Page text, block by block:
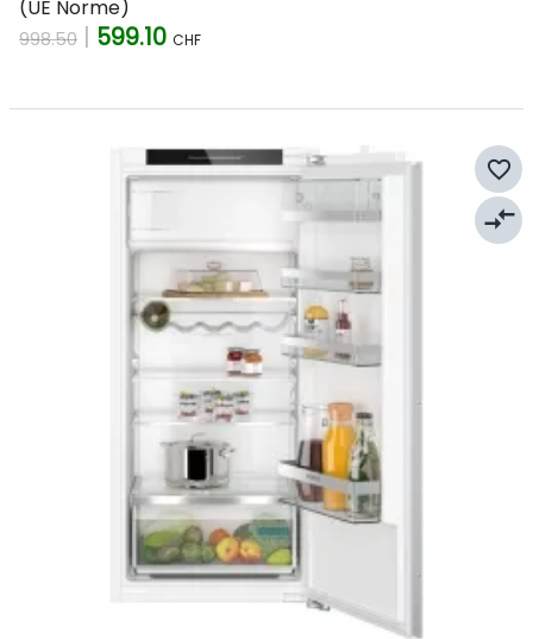
(UE Norme)
998.50 599.10 CHF
favorite_border
compare_arrows